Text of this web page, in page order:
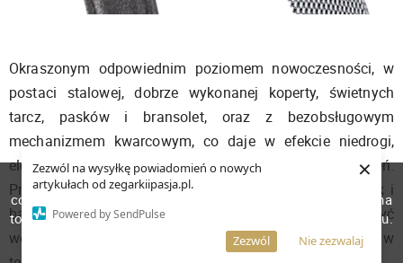
Zezwól na wysyłkę powiadomień o nowych
artykułach od zegarkiipasja.pl.
Powered by SendPulse
Nie zezwalaj
Zezwól
×
Okraszonym odpowiednim poziomem nowoczesności, w
postaci stalowej, dobrze wykonanej koperty, świetnych
tarcz, pasków i bransolet, oraz z bezobsługowym
mechanizmem kwarcowym, co daje w efekcie niedrogi,
elegancki zegarek, który może być używany na co dzień.
Przy czym wybrać możemy stonowane kompozycje, jak i
bardziej ekstrawaganckie, czego przykładem może być
wersja turkusowa. To właśnie ona jest moim faworytem w
W celu poprawienia jakości usług korzystamy z plików
cookies. Pozostanie na stronie oznacza, iż wyrażasz zgodę na
to, że pliki cookies będą przechowywane w Twoim urządzeniu.
Więcej informacji